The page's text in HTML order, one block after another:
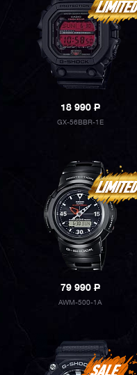
18 990P
GX-56BBR-1E
79 990P
AWM-500-1A